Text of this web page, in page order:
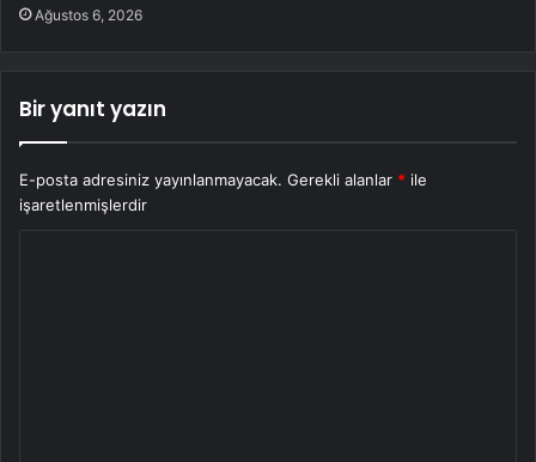
Ağustos 6, 2026
Bir yanıt yazın
E-posta adresiniz yayınlanmayacak. Gerekli alanlar * ile
işaretlenmişlerdir